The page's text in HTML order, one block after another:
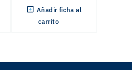
Añadir ficha al
carrito